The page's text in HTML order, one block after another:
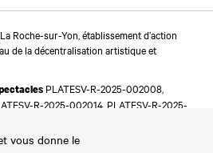
Roche-sur-Yon, établissement d’action
de la décentralisation artistique et
PLATESV-R-2025-002008,
R-2025-002014, PLATESV-R-2025-
vous donne le